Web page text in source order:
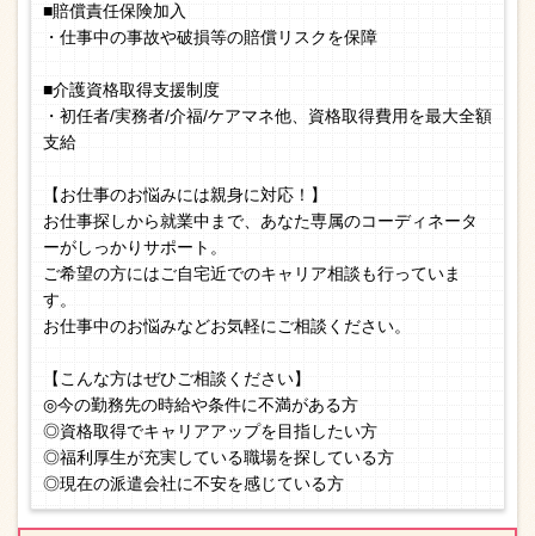
■賠償責任保険加入
・仕事中の事故や破損等の賠償リスクを保障
■介護資格取得支援制度
・初任者/実務者/介福/ケアマネ他、資格取得費用を最大全額
支給
【お仕事のお悩みには親身に対応！】
お仕事探しから就業中まで、あなた専属のコーディネータ
ーがしっかりサポート。
ご希望の方にはご自宅近でのキャリア相談も行っていま
す。
お仕事中のお悩みなどお気軽にご相談ください。
【こんな方はぜひご相談ください】
◎今の勤務先の時給や条件に不満がある方
◎資格取得でキャリアアップを目指したい方
◎福利厚生が充実している職場を探している方
◎現在の派遣会社に不安を感じている方